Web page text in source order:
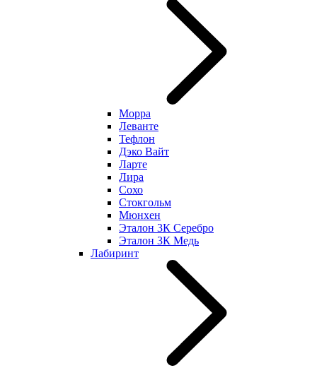
Морра
Леванте
Тефлон
Дэко Вайт
Ларте
Лира
Сохо
Стокгольм
Мюнхен
Эталон 3К Серебро
Эталон 3К Медь
Лабиринт